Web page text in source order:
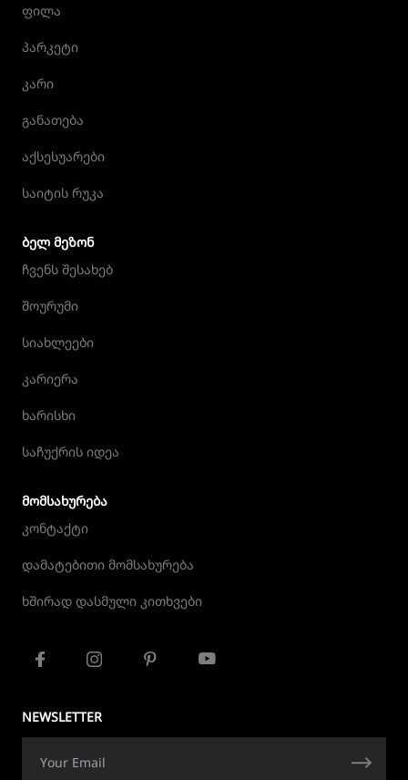
ფილა
პარკეტი
კარი
განათება
აქსესუარები
საიტის რუკა
ᲑᲔᲚ ᲛᲔᲖᲝᲜ
ჩვენს შესახებ
შოურუმი
სიახლეები
კარიერა
ხარისხი
საჩუქრის იდეა
ᲛᲝᲛᲡᲐᲮᲣᲠᲔᲑᲐ
კონტაქტი
დამატებითი მომსახურება
ხშირად დასმული კითხვები
NEWSLETTER